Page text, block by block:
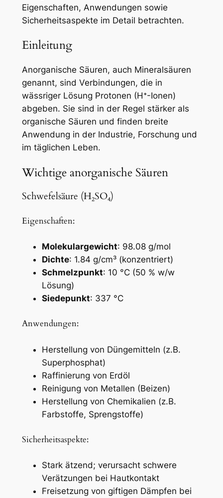
Eigenschaften, Anwendungen sowie
Sicherheitsaspekte im Detail betrachten.
Einleitung
Anorganische Säuren, auch Mineralsäuren
genannt, sind Verbindungen, die in
wässriger Lösung Protonen (H⁺-Ionen)
abgeben. Sie sind in der Regel stärker als
organische Säuren und finden breite
Anwendung in der Industrie, Forschung und
im täglichen Leben.
Wichtige anorganische Säuren
Schwefelsäure (H₂SO₄)
Eigenschaften:
Molekulargewicht: 98.08 g/mol
Dichte: 1.84 g/cm³ (konzentriert)
Schmelzpunkt: 10 °C (50 % w/w
Lösung)
Siedepunkt: 337 °C
Anwendungen:
Herstellung von Düngemitteln (z.B.
Superphosphat)
Raffinierung von Erdöl
Reinigung von Metallen (Beizen)
Herstellung von Chemikalien (z.B.
Farbstoffe, Sprengstoffe)
Sicherheitsaspekte:
Stark ätzend; verursacht schwere
Verätzungen bei Hautkontakt
Freisetzung von giftigen Dämpfen bei